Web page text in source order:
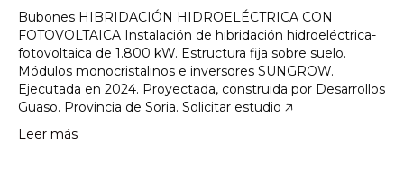
Bubones HIBRIDACIÓN HIDROELÉCTRICA CON
FOTOVOLTAICA Instalación de hibridación hidroeléctrica-
fotovoltaica de 1.800 kW. Estructura fija sobre suelo.
Módulos monocristalinos e inversores SUNGROW.
Ejecutada en 2024. Proyectada, construida por Desarrollos
Guaso. Provincia de Soria. Solicitar estudio 🡥
Leer más